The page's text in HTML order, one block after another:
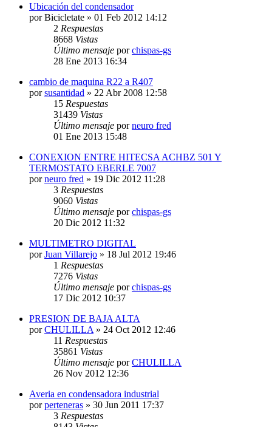
Ubicación del condensador
porBicicletate » 01 Feb 2012 14:12
2 Respuestas
8668 Vistas
Último mensaje porchispas-gs
28 Ene 2013 16:34
cambio de maquina R22 a R407
porsusantidad » 22 Abr 2008 12:58
15 Respuestas
31439 Vistas
Último mensaje porneuro fred
01 Ene 2013 15:48
CONEXION ENTRE HITECSA ACHBZ 501 Y
TERMOSTATO EBERLE 7007
porneuro fred » 19 Dic 2012 11:28
3 Respuestas
9060 Vistas
Último mensaje porchispas-gs
20 Dic 2012 11:32
MULTIMETRO DIGITAL
porJuan Villarejo » 18 Jul 2012 19:46
1 Respuestas
7276 Vistas
Último mensaje porchispas-gs
17 Dic 2012 10:37
PRESION DE BAJA ALTA
porCHULILLA » 24 Oct 2012 12:46
11 Respuestas
35861 Vistas
Último mensaje porCHULILLA
26 Nov 2012 12:36
Averia en condensadora industrial
porperteneras » 30 Jun 2011 17:37
3 Respuestas